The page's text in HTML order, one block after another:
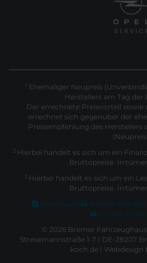
1 Ehemaliger Neupreis
Herstellers am Tag der
Der errechnete Preisvorteil sowie
errechnet sich gegenüber der
Preisempfehlung des Herstellers
2 Hierbei handelt es sich um ein
Bruttopreise.
3 Hierbei handelt es sich um ein
Bruttopreise.
Impressum
Datenschutz
Cookie
© 2026 Bremer
Stresemannstraße 1-7 | DE-28207
koch.de | Webdesign